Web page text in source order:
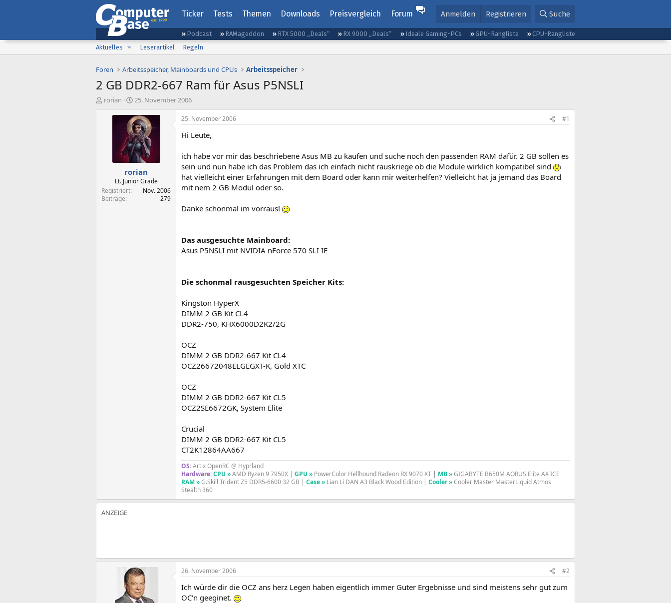
Ticker Tests Themen Downloads Preisvergleich Forum Anmelden Registrieren Suche
Podcast RAMageddon RTX 5000 „Deals“ RX 9000 „Deals“ Ideale Gaming-PCs GPU-Rangliste
CPU-Rangliste
Aktuelles
Leserartikel Regeln
Foren Arbeitsspeicher, Mainboards und CPUs Arbeitsspeicher
2 GB DDR2-667 Ram für Asus P5NSLI
E
rorian
E
s
t
e
l
l
t
a
m
25. November 2006
rorian
Lt. Junior Grade
Registriert
Nov. 2006
Beiträge
279
25. November 2006 #1
Hi Leute,
ich habe vor mir das beschriebene Asus MB zu kaufen und suche noch den passenden RAM dafür. 2 GB sollen es
sein und nun habe ich das Problem das ich einfach nicht rauskriege ob die Module wirklich kompatibel sind
hat vielleicht einer Erfahrungen mit dem Board oder kann mir weiterhelfen? Vielleicht hat ja jemand das Board
mit nem 2 GB Modul oder so.
Danke schonmal im vorraus!
Das ausgesuchte Mainboard:
Asus P5NSLI mit NVIDIA nForce 570 SLI IE
Die schonmal rausgesuchten Speicher Kits:
Kingston HyperX
DIMM 2 GB Kit CL4
DDR2-750, KHX6000D2K2/2G
OCZ
DIMM 2 GB DDR2-667 Kit CL4
OCZ26672048ELGEGXT-K, Gold XTC
OCZ
DIMM 2 GB DDR2-667 Kit CL5
OCZ2SE6672GK, System Elite
Crucial
DIMM 2 GB DDR2-667 Kit CL5
CT2K12864AA667
OS:Artix OpenRC @ Hyprland
Hardware:CPU »AMD Ryzen 9 7950X | GPU » PowerColor Hellhound Radeon RX 9070 XT | MB »GIGABYTE B650M AORUS Elite AX ICE
RAM »G.Skill Trident Z5 DDR5-6600 32 GB | Case » Lian Li DAN A3 Black Wood Edition | Cooler »Cooler Master MasterLiquid Atmos
Stealth 360
26. November 2006 #2
Ich würde dir die OCZ ans herz Legen haben eigentlich immer Guter Ergebnisse und sind meistens sehr gut zum
OC'n geeginet.